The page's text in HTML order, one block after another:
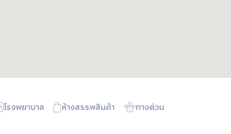
โรงพยาบาล ห้างสรรพสินค้า ทางด่วน